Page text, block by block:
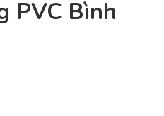
PVC Bình